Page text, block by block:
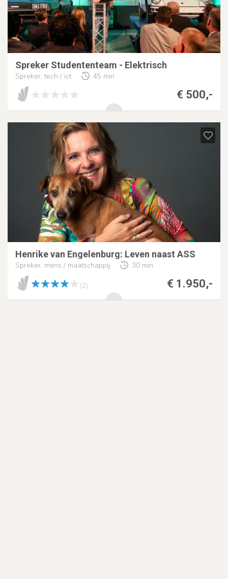
Spreker Studententeam - Elektrisch
Spreker, tech / ict 45 min
€ 500,-
Henrike van Engelenburg: Leven naast ASS
Spreker, mens / maatschappij 30 min
€ 1.950,-
(2)